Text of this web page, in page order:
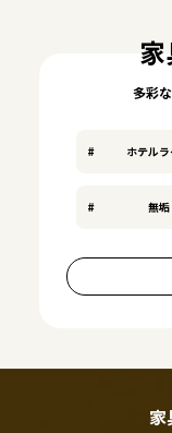
多彩
ホテル
無垢
家